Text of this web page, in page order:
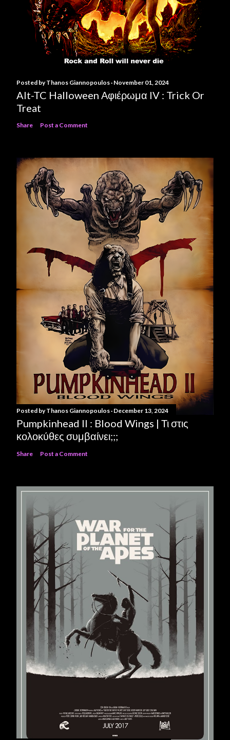
Posted byThanos Giannopoulos November 01, 2024
Alt-TC Halloween Αφιέρωμα IV : Trick Or
Treat
Share Post a Comment
Posted byThanos Giannopoulos December 13, 2024
Pumpkinhead II : Blood Wings | Τι στις
κολοκύθες συμβαίνει;;;
Share Post a Comment